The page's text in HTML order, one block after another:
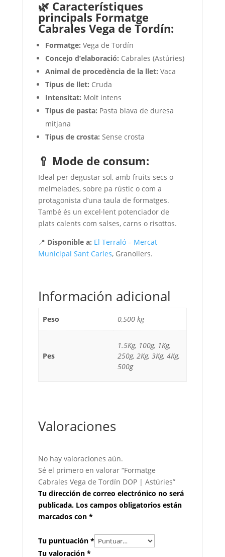
🌿 Característiques
principals Formatge
Cabrales Vega de Tordín:
Formatge: Vega de Tordín
Concejo d’elaboració: Cabrales (Astúries)
Animal de procedència de la llet: Vaca
Tipus de llet: Cruda
Intensitat: Molt intens
Tipus de pasta: Pasta blava de duresa
mitjana
Tipus de crosta: Sense crosta
🥄 Mode de consum:
Ideal per degustar sol, amb fruits secs o
melmelades, sobre pa rústic o com a
protagonista d’una taula de formatges.
També és un excel·lent potenciador de
plats calents com salses, carns o risottos.
📍 Disponible a: El Terraló– Mercat
Municipal Sant Carles, Granollers.
Información adicional
Peso 0,500 kg
Pes
1.5Kg, 100g, 1Kg,
250g, 2Kg, 3Kg, 4Kg,
500g
Valoraciones
No hay valoraciones aún.
Sé el primero en valorar “Formatge
Cabrales Vega de Tordín DOP | Astúries”
Tu dirección de correo electrónico no será
publicada. Los campos obligatorios están
marcados con *
Tu puntuación *
Tu valoración *